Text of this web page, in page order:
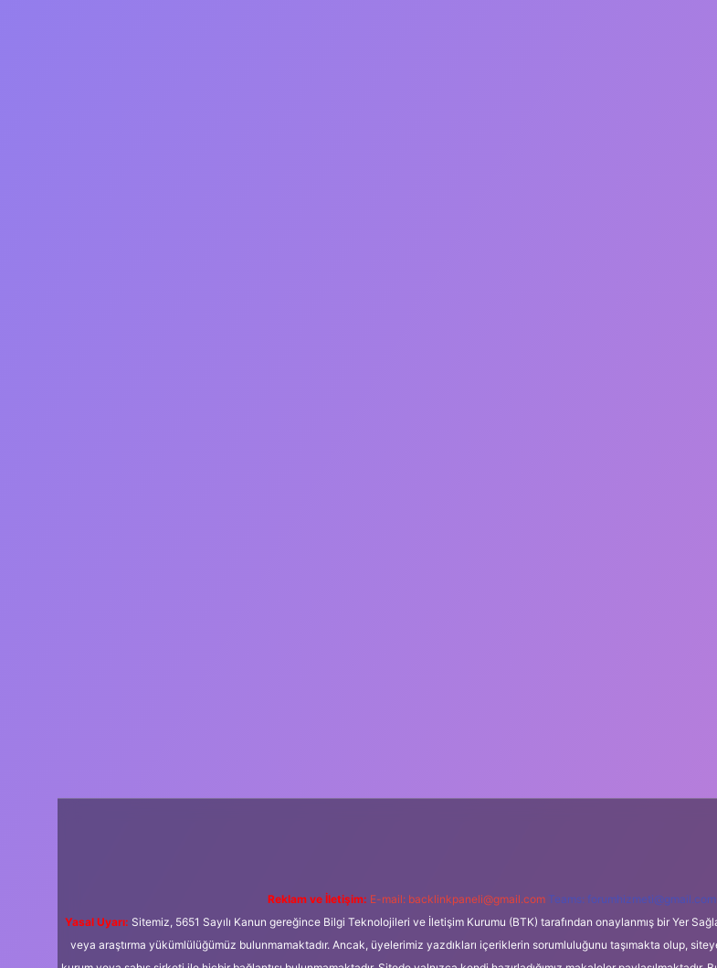
Reklam ve İletişim: E-mail: backlinkpaneli@gmail.com Teams: forumhizmeti@gmail.com
Yasal Uyarı: Sitemiz, 5651 Sayılı Kanun gereğince Bilgi Teknolojileri ve İletişim Kurumu (BTK) tarafından onaylanmış bir Yer
veya araştırma yükümlülüğümüz bulunmamaktadır. Ancak, üyelerimiz yazdıkları içeriklerin sorumluluğunu taşımakta olup,